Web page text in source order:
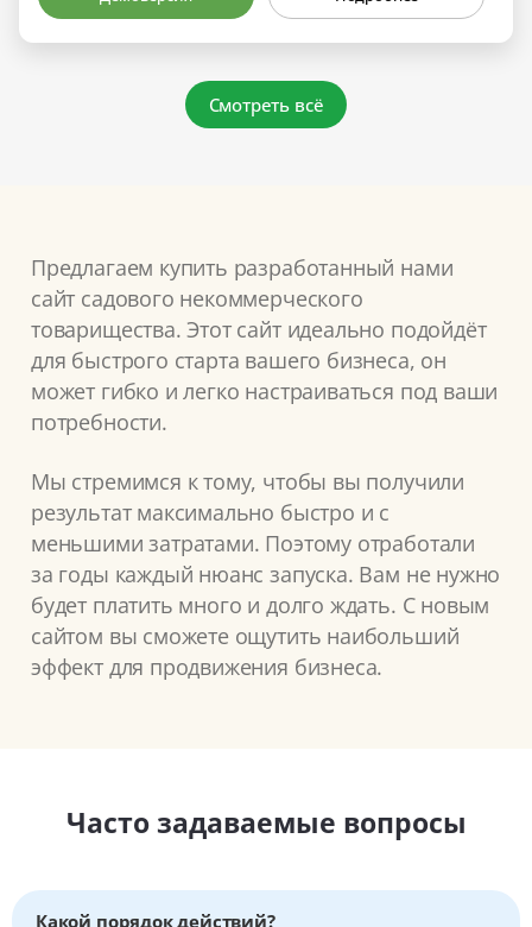
Смотреть всё
Предлагаем купить разработанный нами
сайт садового некоммерческого
товарищества. Этот сайт идеально подойдёт
для быстрого старта вашего бизнеса, он
может гибко и легко настраиваться под ваши
потребности.
Мы стремимся к тому, чтобы вы получили
результат максимально быстро и с
меньшими затратами. Поэтому отработали
за годы каждый нюанс запуска. Вам не нужно
будет платить много и долго ждать. С новым
сайтом вы сможете ощутить наибольший
эффект для продвижения бизнеса.
Часто задаваемые вопросы
Какой порядок действий?